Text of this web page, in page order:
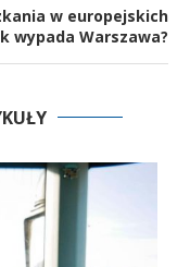
w europejskich
wypada Warszawa?